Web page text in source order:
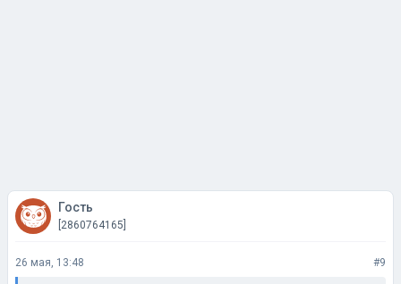
Гость
[2860764165]
26 мая, 13:48 #9